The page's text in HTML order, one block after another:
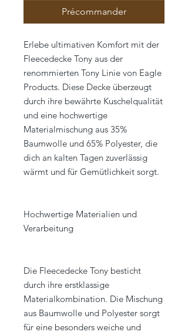
Précommander
Erlebe ultimativen Komfort mit der
Fleecedecke Tony aus der
renommierten Tony Linie von Eagle
Products. Diese Decke überzeugt
durch ihre bewährte Kuschelqualität
und eine hochwertige
Materialmischung aus 35%
Baumwolle und 65% Polyester, die
dich an kalten Tagen zuverlässig
wärmt und für Gemütlichkeit sorgt.
Hochwertige Materialien und
Verarbeitung
Die Fleecedecke Tony besticht
durch ihre erstklassige
Materialkombination. Die Mischung
aus Baumwolle und Polyester sorgt
für eine besonders weiche und